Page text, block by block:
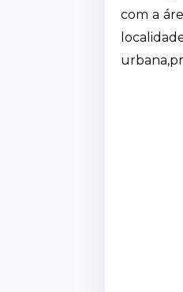
com a